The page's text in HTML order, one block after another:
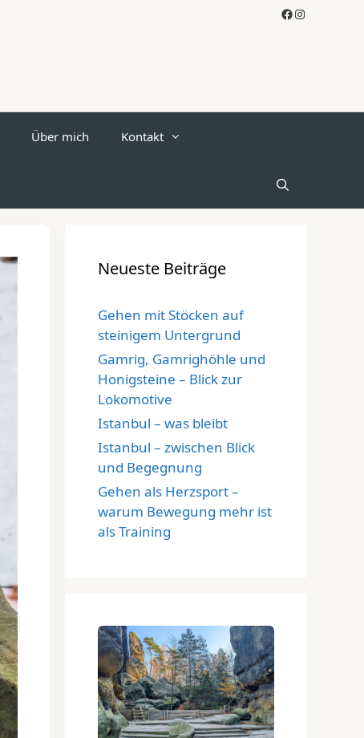
Facebook
Instagram
Über mich Kontakt
Neueste Beiträge
Gehen mit Stöcken auf
steinigem Untergrund
Gamrig, Gamrighöhle und
Honigsteine – Blick zur
Lokomotive
Istanbul – was bleibt
Istanbul – zwischen Blick
und Begegnung
Gehen als Herzsport –
warum Bewegung mehr ist
als Training